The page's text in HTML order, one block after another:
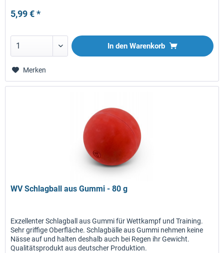
5,99 € *
In den Warenkorb
Merken
WV Schlagball aus Gummi - 80 g
Exzellenter Schlagball aus Gummi für Wettkampf und Training.
Sehr griffige Oberfläche. Schlagbälle aus Gummi nehmen keine
Nässe auf und halten deshalb auch bei Regen ihr Gewicht.
Qualitätsprodukt aus deutscher Produktion.